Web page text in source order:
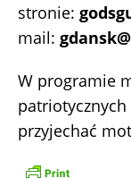
stronie:
mail:
W programie
przyjechać